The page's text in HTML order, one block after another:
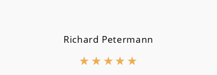
Richard Petermann
★ ★ ★ ★ ★